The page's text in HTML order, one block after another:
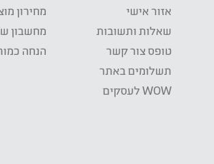
אזור אישי
שאלות ותשובות
טופס צור קשר
תשלומים באתר
WOW לעסקים
מחירון
מחשבון
הנחה